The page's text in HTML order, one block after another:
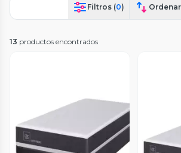
Filtros (0) Ordenar
13 productos encontrados